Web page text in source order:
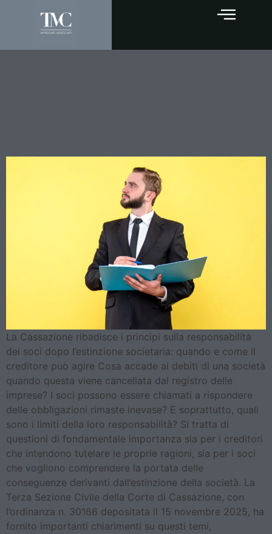
La Cassazione ribadisce i principi sulla responsabilità
dei soci dopo l’estinzione societaria: quando e come il
creditore può agire Cosa accade ai debiti di una società
quando questa viene cancellata dal registro delle
imprese? I soci possono essere chiamati a rispondere
delle obbligazioni rimaste inevase? E soprattutto, quali
sono i limiti della loro responsabilità? Si tratta di
questioni di fondamentale importanza sia per i creditori
che intendono tutelare le proprie ragioni, sia per i soci
che vogliono comprendere la portata delle
conseguenze derivanti dall’estinzione della società. La
Terza Sezione Civile della Corte di Cassazione, con
l’ordinanza n. 30166 depositata il 15 novembre 2025, ha
fornito importanti chiarimenti su questi temi,